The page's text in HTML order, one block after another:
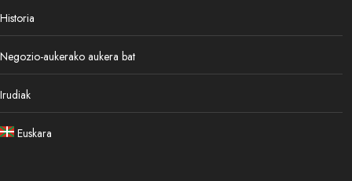
Historia
Negozio-aukerako aukera bat
Irudiak
Euskara